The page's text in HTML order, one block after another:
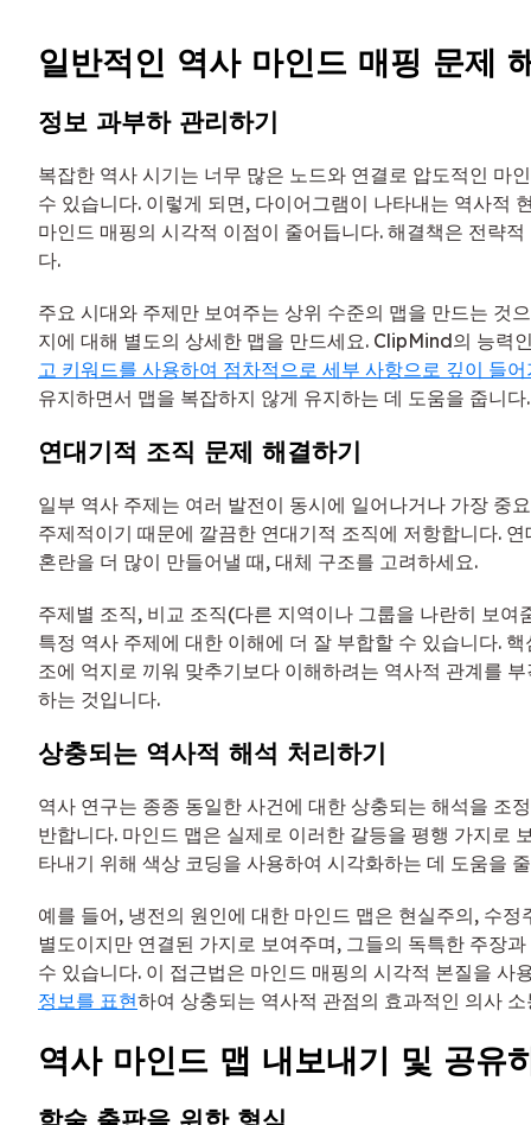
일반적인 역사 마인드 매핑 문제
정보 과부하 관리하기
복잡한 역사 시기는 너무 많은 노드와 연결로 압도적인 마
수 있습니다. 이렇게 되면, 다이어그램이 나타내는 역사적
마인드 매핑의 시각적 이점이 줄어듭니다. 해결책은 전략
다.
주요 시대와 주제만 보여주는 상위 수준의 맵을 만드는 것
지에 대해 별도의 상세한 맵을 만드세요. ClipMind의 능력
고 키워드를 사용하여 점차적으로 세부 사항으로 깊이 들
유지하면서 맵을 복잡하지 않게 유지하는 데 도움을 줍니다.
연대기적 조직 문제 해결하기
일부 역사 주제는 여러 발전이 동시에 일어나거나 가장 중
주제적이기 때문에 깔끔한 연대기적 조직에 저항합니다.
혼란을 더 많이 만들어낼 때, 대체 구조를 고려하세요.
주제별 조직, 비교 조직(다른 지역이나 그룹을 나란히 보여
특정 역사 주제에 대한 이해에 더 잘 부합할 수 있습니다.
조에 억지로 끼워 맞추기보다 이해하려는 역사적 관계를
하는 것입니다.
상충되는 역사적 해석 처리하기
역사 연구는 종종 동일한 사건에 대한 상충되는 해석을 조
반합니다. 마인드 맵은 실제로 이러한 갈등을 평행 가지로
타내기 위해 색상 코딩을 사용하여 시각화하는 데 도움을
예를 들어, 냉전의 원인에 대한 마인드 맵은 현실주의, 수
별도이지만 연결된 가지로 보여주며, 그들의 독특한 주장
수 있습니다. 이 접근법은 마인드 매핑의 시각적 본질을 사
정보를 표현하여 상충되는 역사적 관점의 효과적인 의사
역사 마인드 맵 내보내기 및 공유